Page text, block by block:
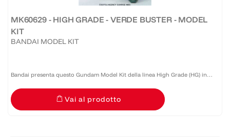
MK60629 - HIGH GRADE - VERDE BUSTER - MODEL
KIT
BANDAI MODEL KIT
Bandai presenta questo Gundam Model Kit della linea High Grade (HG) in
scala 1:144 caratterizzato da buona qualità e costo accessibile. Realizzato in
PVC, necessita di montaggio.Vai al prodotto